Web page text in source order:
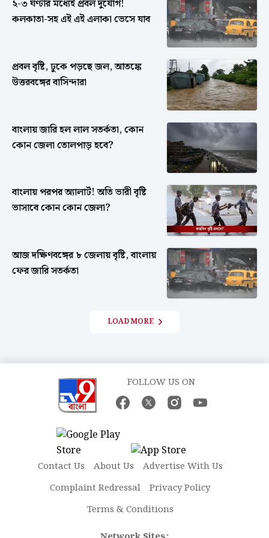
২-৩ ঘণ্টার মধ্যেই প্রবল দুর্যোগ!
কলকাতা-সহ এই এই এলাকা ভেসে যাব
প্রবল বৃষ্টি, ঢুকে পড়ছে জল, আতঙ্কে
উত্তরবঙ্গের বাসিন্দারা
বাংলায় জারি হল লাল সতর্কতা, কোন
কোন জেলা তোলপাড় হবে?
বাংলায় পরপর অ্যালার্ট! অতি ভারী বৃষ্টি
ভাসাবে কোন কোন জেলা?
আজ দক্ষিণবঙ্গের ৮ জেলায় বৃষ্টি, বাংলায়
ফের জারি সতর্কতা
LOAD MORE
FOLLOW US ON
Contact Us About Us
Advertise With Us
Complaint Redressal
Privacy Policy
Terms & Conditions